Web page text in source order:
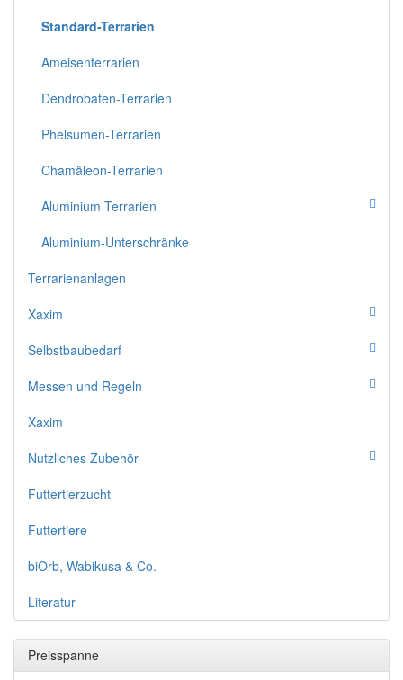
Standard-Terrarien
Ameisenterrarien
Dendrobaten-Terrarien
Phelsumen-Terrarien
Chamäleon-Terrarien
Aluminium Terrarien
Aluminium-Unterschränke
Terrarienanlagen
Xaxim
Selbstbaubedarf
Messen und Regeln
Xaxim
Nutzliches Zubehör
Futtertierzucht
Futtertiere
biOrb, Wabikusa & Co.
Literatur
Preisspanne